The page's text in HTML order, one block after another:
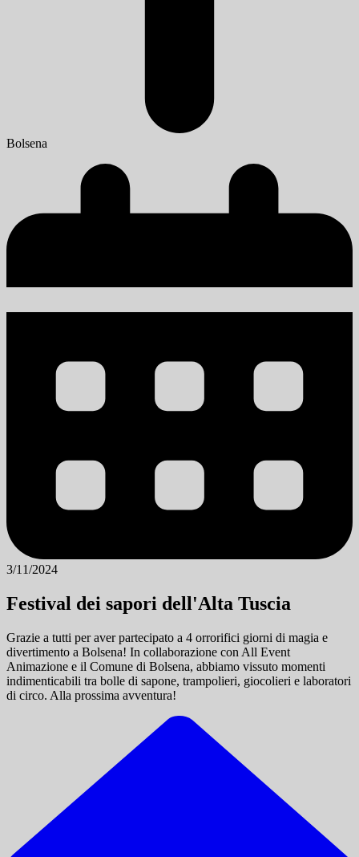
Bolsena
3/11/2024
Festival dei sapori dell'Alta Tuscia
Grazie a tutti per aver partecipato a 4 orrorifici giorni di magia e
divertimento a Bolsena! In collaborazione con All Event
Animazione e il Comune di Bolsena, abbiamo vissuto momenti
indimenticabili tra bolle di sapone, trampolieri, giocolieri e laboratori
di circo. Alla prossima avventura!